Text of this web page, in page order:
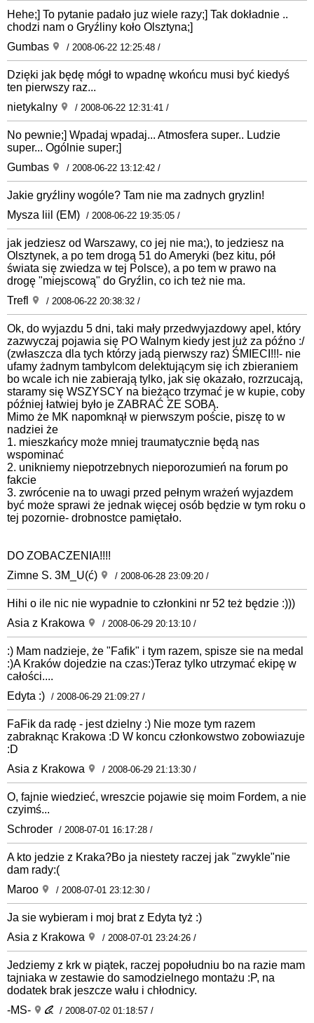
Hehe;] To pytanie padało juz wiele razy;] Tak dokładnie ..
chodzi nam o Gryźliny koło Olsztyna;]
Gumbas
/ 2008-06-22 12:25:48 /
Dzięki jak będę mógł to wpadnę wkońcu musi być kiedyś
ten pierwszy raz...
nietykalny
/ 2008-06-22 12:31:41 /
No pewnie;] Wpadaj wpadaj... Atmosfera super.. Ludzie
super... Ogólnie super;]
Gumbas
/ 2008-06-22 13:12:42 /
Jakie gryźliny wogóle? Tam nie ma zadnych gryzlin!
Mysza liil (EM) / 2008-06-22 19:35:05 /
jak jedziesz od Warszawy, co jej nie ma;), to jedziesz na
Olsztynek, a po tem drogą 51 do Ameryki (bez kitu, pół
świata się zwiedza w tej Polsce), a po tem w prawo na
drogę "miejscową" do Gryźlin, co ich też nie ma.
Trefl
/ 2008-06-22 20:38:32 /
Ok, do wyjazdu 5 dni, taki mały przedwyjazdowy apel, który
zazwyczaj pojawia się PO Walnym kiedy jest już za późno :/
(zwłaszcza dla tych którzy jadą pierwszy raz) ŚMIECI!!!- nie
ufamy żadnym tambylcom delektującym się ich zbieraniem
bo wcale ich nie zabierają tylko, jak się okazało, rozrzucają,
staramy się WSZYSCY na bieżąco trzymać je w kupie, coby
później łatwiej było je ZABRAĆ ZE SOBĄ.
Mimo że MK napomknął w pierwszym poście, piszę to w
nadziei że
1. mieszkańcy może mniej traumatycznie będą nas
wspominać
2. unikniemy niepotrzebnych nieporozumień na forum po
fakcie
3. zwrócenie na to uwagi przed pełnym wrażeń wyjazdem
być może sprawi że jednak więcej osób będzie w tym roku o
tej pozornie- drobnostce pamiętało.
DO ZOBACZENIA!!!!
Zimne S. 3M_U(ć)
/ 2008-06-28 23:09:20 /
Hihi o ile nic nie wypadnie to członkini nr 52 też będzie :)))
Asia z Krakowa
/ 2008-06-29 20:13:10 /
:) Mam nadzieje, że "Fafik" i tym razem, spisze sie na medal
:)A Kraków dojedzie na czas:)Teraz tylko utrzymać ekipę w
całości....
Edyta :) / 2008-06-29 21:09:27 /
FaFik da radę - jest dzielny :) Nie moze tym razem
zabraknąc Krakowa :D W koncu członkowstwo zobowiazuje
:D
Asia z Krakowa
/ 2008-06-29 21:13:30 /
O, fajnie wiedzieć, wreszcie pojawie się moim Fordem, a nie
czyimś...
Schroder / 2008-07-01 16:17:28 /
A kto jedzie z Kraka?Bo ja niestety raczej jak "zwykle"nie
dam rady:(
Maroo
/ 2008-07-01 23:12:30 /
Ja sie wybieram i moj brat z Edyta tyż :)
Asia z Krakowa
/ 2008-07-01 23:24:26 /
Jedziemy z krk w piątek, raczej popołudniu bo na razie mam
tajniaka w zestawie do samodzielnego montażu :P, na
dodatek brak jeszcze wału i chłodnicy.
-MS-
/ 2008-07-02 01:18:57 /